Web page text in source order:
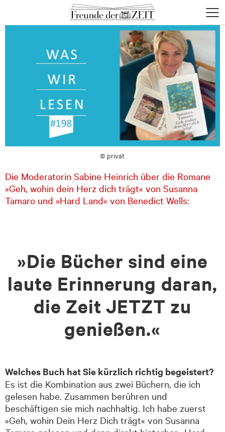
Seiteninhalt
Footer-
Menü
öffnen
© privat
Die Moderatorin Sabine Heinrich über die Romane
»Geh, wohin dein Herz dich trägt« von Susanna
Tamaro und »Hard Land« von Benedict Wells:
»Die Bücher sind eine
laute Erinnerung daran,
die Zeit JETZT zu
genießen.«
Welches Buch hat Sie kürzlich richtig begeistert?
Es ist die Kombination aus zwei Büchern, die ich
gelesen habe. Zusammen berühren und
beschäftigen sie mich nachhaltig. Ich habe zuerst
»Geh, wohin Dein Herz Dich trägt« von Susanna